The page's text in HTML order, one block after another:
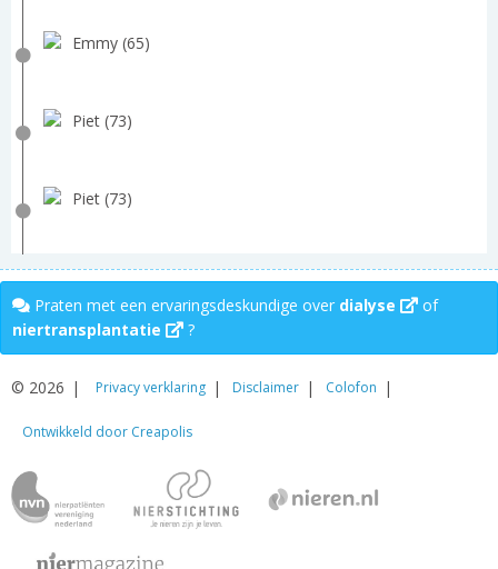
Emmy (65)
Piet (73)
Piet (73)
Praten met een ervaringsdeskundige over dialyse
of
niertransplantatie
?
© 2026 Privacy verklaring Disclaimer Colofon
Ontwikkeld door Creapolis